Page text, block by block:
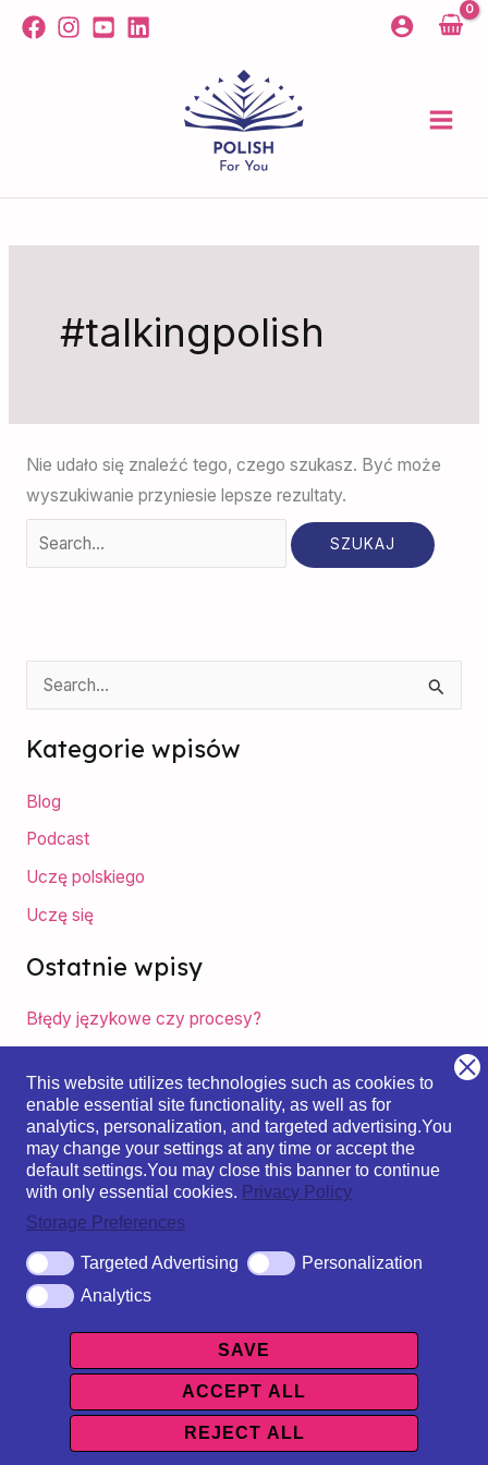
This website utilizes technologies such as cookies to
enable essential site functionality, as well as for
analytics, personalization, and targeted advertising.You
may change your settings at any time or accept the
default settings.You may close this banner to continue
with only essential cookies. Privacy Policy
Storage Preferences
Targeted Advertising
Personalization
Analytics
SAVE
ACCEPT ALL
REJECT ALL
Przejdź
#talkingpolish
Nie udało się znaleźć tego, czego szukasz. Być może
wyszukiwanie przyniesie lepsze rezultaty.
Szukaj
dla:
u
k
a
Kategorie wpisów
Blog
Podcast
Uczę polskiego
Uczę się
Ostatnie wpisy
Błędy językowe czy procesy?
Tak czy nie?
Orietta z Triestu
Juan z Walencji
Eszter z Debreczyna
kursów
Copyright © 2026 Polish For You | Projekt i wykonanie
Ewa Perzanowska